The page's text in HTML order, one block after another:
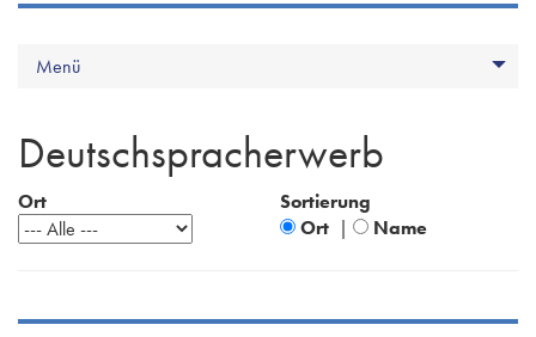
Menü
Deutschspracherwerb
Ort
Sortierung
Ort | Name